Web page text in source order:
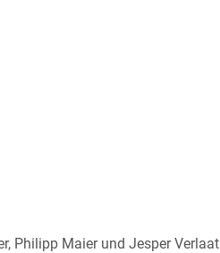
Philipp Maier und Jesper Verlaat